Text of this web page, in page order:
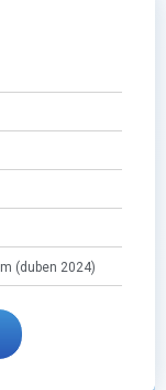
(duben 2024)